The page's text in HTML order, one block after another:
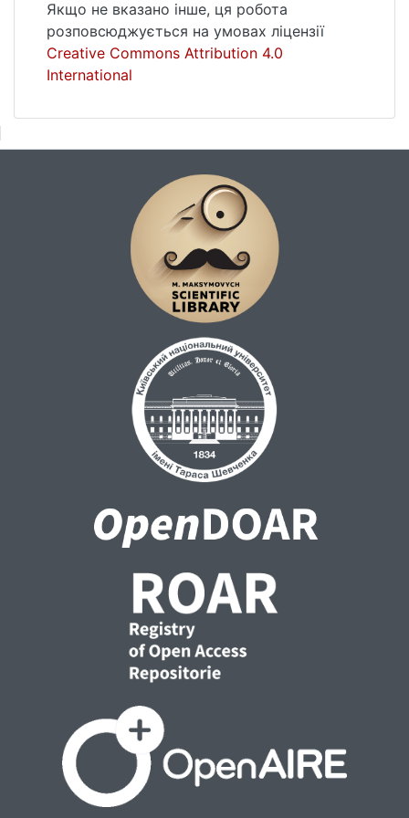
Якщо не вказано інше, ця робота
розповсюджується на умовах ліцензії
Creative Commons Attribution 4.0
International